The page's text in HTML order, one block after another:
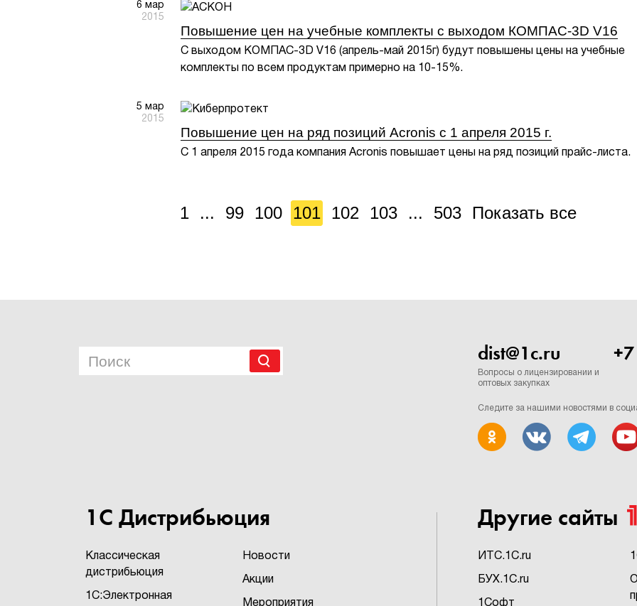
6 мар
2015
Повышение цен на учебные комплекты с выходом КОМПАС-3D V16
С выходом КОМПАС-3D V16 (апрель-май 2015г) будут повышены цены на учебные
комплекты по всем продуктам примерно на 10-15%.
5 мар
2015
Повышение цен на ряд позиций Acronis с 1 апреля 2015 г.
С 1 апреля 2015 года компания Acronis повышает цены на ряд позиций прайс-листа.
1 ... 99 100 101 102 103 ... 503 Показать все
dist@1c.ru
Вопросы о лицензировании и
оптовых закупках
Следите за нашими новостями в
1С Дистрибьюция
Классическая
дистрибьюция
1С:Электронная
Новости
Акции
Мероприятия
Другие сайты
ИTC.1C.ru
БУХ.1C.ru
1Софт